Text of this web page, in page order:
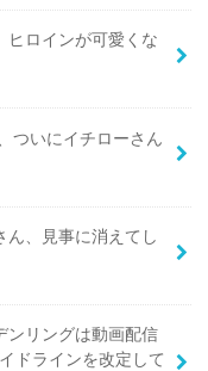
ヒロインが可愛くな
ついにイチローさん
ん、見事に消えてし
ンリングは動画配信
ドラインを改定して